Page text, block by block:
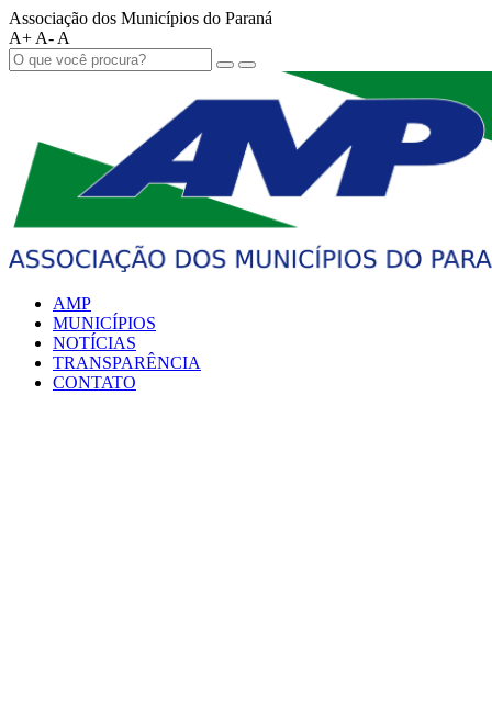
Associação dos Municípios do Paraná
A+ A- A
AMP
MUNICÍPIOS
NOTÍCIAS
TRANSPARÊNCIA
CONTATO